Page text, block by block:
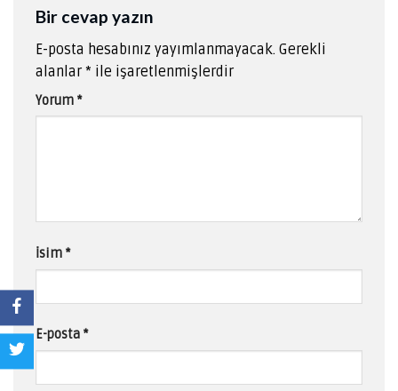
Bir cevap yazın
E-posta hesabınız yayımlanmayacak. Gerekli
alanlar * ile işaretlenmişlerdir
Yorum *
İsim *
E-posta *